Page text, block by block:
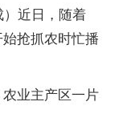
）近日，随着
抢抓农时忙播
业主产区一片